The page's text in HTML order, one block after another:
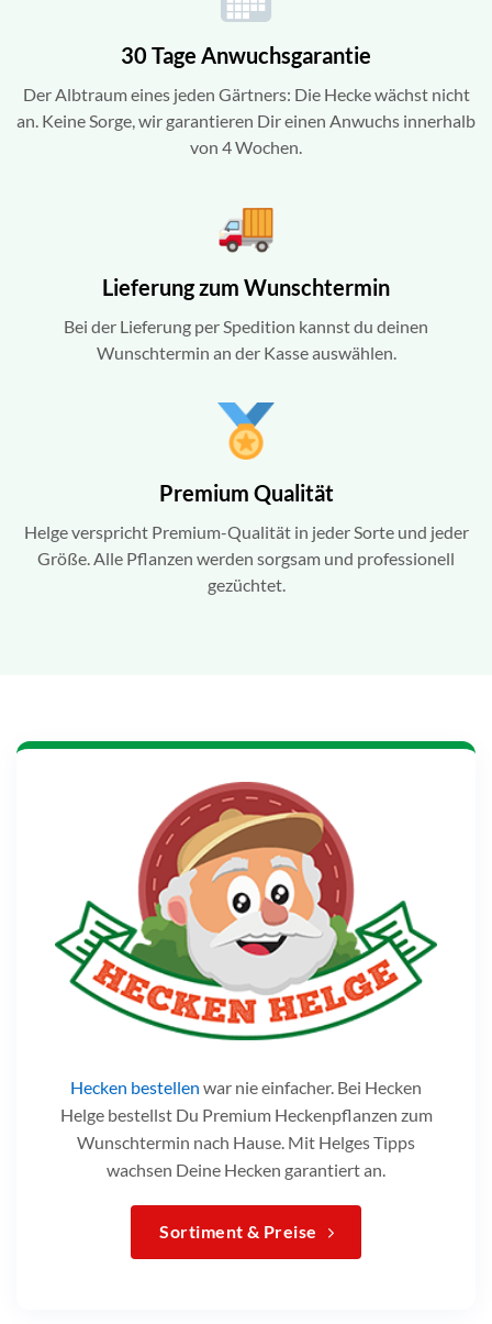
30 Tage Anwuchsgarantie
Der Albtraum eines jeden Gärtners: Die Hecke wächst nicht
an. Keine Sorge, wir garantieren Dir einen Anwuchs innerhalb
von 4 Wochen.
Lieferung zum Wunschtermin
Bei der Lieferung per Spedition kannst du deinen
Wunschtermin an der Kasse auswählen.
Premium Qualität
Helge verspricht Premium-Qualität in jeder Sorte und jeder
Größe. Alle Pflanzen werden sorgsam und professionell
gezüchtet.
Hecken bestellen war nie einfacher. Bei Hecken
Helge bestellst Du Premium Heckenpflanzen zum
Wunschtermin nach Hause. Mit Helges Tipps
wachsen Deine Hecken garantiert an.
Sortiment & Preise